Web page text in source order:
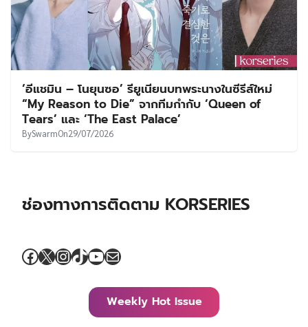
‘อีแชมิน – โนยุนซอ’ รียูเนียนบทพระนางในซีรีส์ใหม่
“My Reason to Die” จากทีมกำกับ ‘Queen of
Tears’ และ ‘The East Palace’
BySwarmOn29/07/2026
ช่องทางการติดตาม KORSERIES
Facebook
X Instagram
TikTok
YouTube
Mail
Weekly Hot Issue